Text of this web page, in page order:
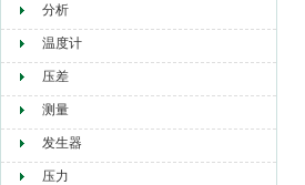
分析
温度计
压差
测量
发生器
压力